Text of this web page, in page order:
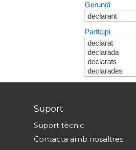
Gerundi
declarant
Participi
declarat
declarada
declarats
declarades
Suport
Suport tècnic
Contacta amb nosaltres